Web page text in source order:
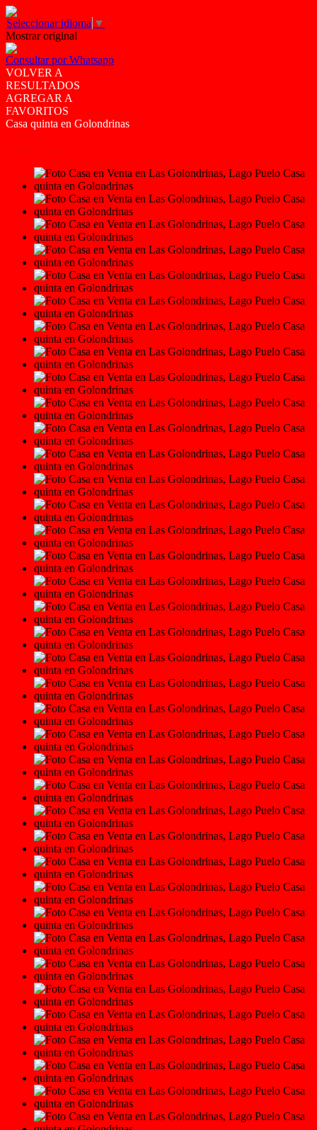
Seleccionar idioma ▼
Mostrar original
Consultar por Whatsapp
VOLVER A
RESULTADOS
AGREGAR A
FAVORITOS
Casa quinta en Golondrinas